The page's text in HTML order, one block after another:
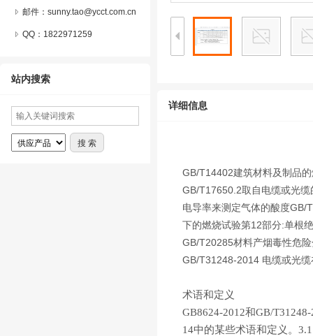
邮件：sunny.tao@ycct.com.cn
QQ： 1822971259
站内搜索
详细信息
GB/T14402建筑材料及制品
GB/T17650.2取自电缆或光
电导率来测定气体的酸度GB/
下的燃烧试验第12部分:单根
GB/T20285材料产烟毒性危
GB/T31248-2014 电缆或光
术语和定义
GB8624-2012和GB/
14中的某些术语和定义。3.1